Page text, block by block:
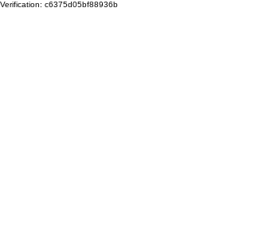
Verification: c6375d05bf88936b